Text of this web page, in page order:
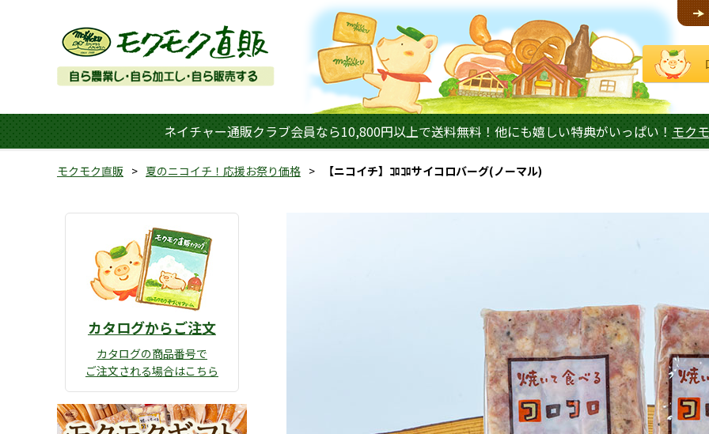
ネイチャー通販クラブ会員なら10,800円以上で送料無料！他にも嬉しい特典がいっぱい！ モク
モクモク直販 夏のニコイチ！応援お祭り価格 【ニコイチ】ｺﾛｺﾛサイコロバーグ(ノーマル)
カタログからご注文
カタログの商品番号で
ご注文される場合はこちら